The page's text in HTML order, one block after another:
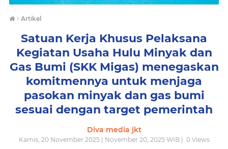
› Artikel
Satuan Kerja Khusus Pelaksana
Kegiatan Usaha Hulu Minyak dan
Gas Bumi (SKK Migas) menegaskan
komitmennya untuk menjaga
pasokan minyak dan gas bumi
sesuai dengan target pemerintah
Diva media jkt
Kamis, 20 November 2025 | November 20, 2025 WIB | 0Views